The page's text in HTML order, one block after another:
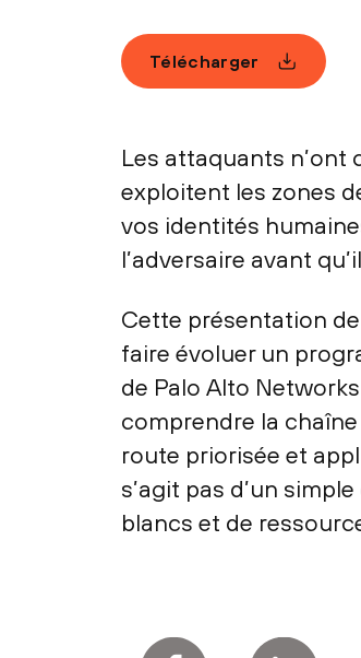
Télécharger
Les attaquants n’ont
exploitent les zones
vos identités
l’adversaire avant
Cette présentation
faire évoluer un
de Palo Alto
comprendre la
route priorisée et
s’agit pas d’un
blancs et de